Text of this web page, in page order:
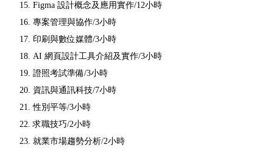
15. Figma 設計概念及應用實作/12小時
16. 專案管理與協作/3小時
17. 印刷與數位媒體/3小時
18. AI 網頁設計工具介紹及實作/3小時
19. 證照考試準備/3小時
20. 資訊與通訊科技/7小時
21. 性別平等/3小時
22. 求職技巧/2小時
23. 就業市場趨勢分析/2小時